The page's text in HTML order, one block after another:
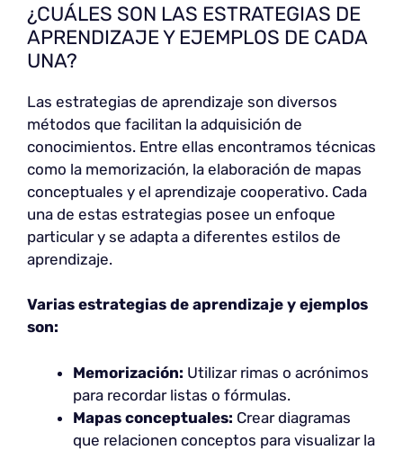
¿CUÁLES SON LAS ESTRATEGIAS DE
APRENDIZAJE Y EJEMPLOS DE CADA
UNA?
Las estrategias de aprendizaje son diversos
métodos que facilitan la adquisición de
conocimientos. Entre ellas encontramos técnicas
como la memorización, la elaboración de mapas
conceptuales y el aprendizaje cooperativo. Cada
una de estas estrategias posee un enfoque
particular y se adapta a diferentes estilos de
aprendizaje.
Varias estrategias de aprendizaje y ejemplos
son:
Memorización: Utilizar rimas o acrónimos
para recordar listas o fórmulas.
Mapas conceptuales: Crear diagramas
que relacionen conceptos para visualizar la